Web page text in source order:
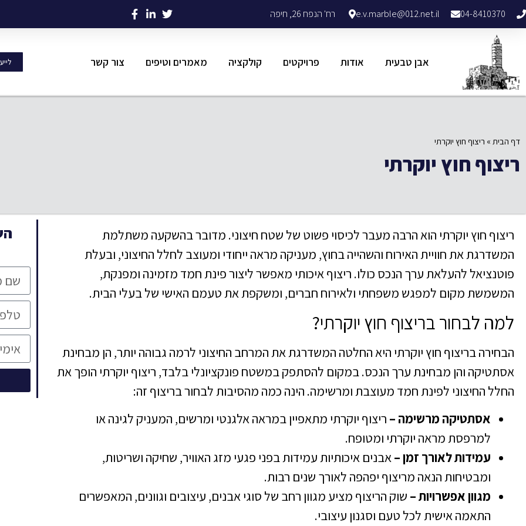
04-8410370
e.v.marble@012.net.il רח' הנפח 26, חיפה
אבן טבעית אודות פרויקטים קולקציה מאמרים וטיפים צור קשר
דף הבית » ריצוף חוץ יוקרתי
ריצוף חוץ יוקרתי
ריצוף חוץ יוקרתי הוא הרבה מעבר לכיסוי פשוט של שטח חיצוני. מדובר בהשקעה משתלמת
המשדרגת את חוויית האירוח והשהייה בחוץ, מעניקה מראה ייחודי ומעוצב לחלל החיצוני, ובעלת
פוטנציאל להעלאת ערך הנכס כולו. ריצוף איכותי מאפשר ליצור פינת חמד מזמינה ומפנקת,
המשמשת מקום למפגש משפחתי ולאירוח חברים, ומשקפת את טעמם האישי של בעלי הבית.
למה לבחור בריצוף חוץ יוקרתי?
הבחירה בריצוף חוץ יוקרתי היא החלטה המשדרגת את המרחב החיצוני לרמה גבוהה יותר, הן מבחינת
אסתטיקה והן מבחינת ערך הנכס. במקום להסתפק במשטח פונקציונלי בלבד, ריצוף יוקרתי הופך את
החלל החיצוני לפינת חמד מעוצבת ומרשימה. הינה כמה מהסיבות לבחור בריצוף זה:
אסתטיקה מרשימה – ריצוף יוקרתי מתאפיין במראה אלגנטי ומרשים, המעניק לגינה או
למרפסת מראה יוקרתי ומטופח.
עמידות לאורך זמן –אבנים איכותיות עמידות בפני פגעי מזג האוויר, שחיקה ושריטות,
ומבטיחות הנאה מריצוף יפהפה לאורך שנים רבות.
מגוון אפשרויות – שוק הריצוף מציע מגוון רחב של סוגי אבנים, עיצובים וגוונים, המאפשרים
התאמה אישית לכל טעם וסגנון עיצובי.